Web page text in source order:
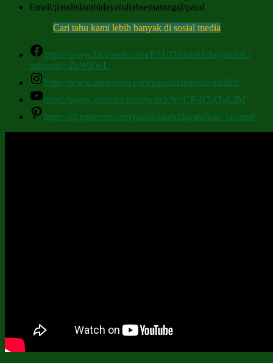
Email:paudislamhidayatullahsemarang@paud
Cari tahu kami lebih banyak di sosial media
https://www.facebook.com/PAUDIslamHidayatullah?
mibextid=ZbWKwL
https://www.instagram.com/paudislamhidayatullah/
https://www.youtube.com/watch?v=CP-N5ATuLJM
https://id.pinterest.com/paudislamhidayatullah/_created/